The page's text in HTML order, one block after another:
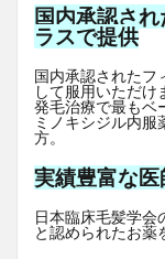
国内承認さ
ラスで提供
国内承認されたフ
して服用いただけ
発毛治療で最もベ
ミノキシジル内
方。
実績豊富な
日本臨床毛髪学会
と認められたお薬